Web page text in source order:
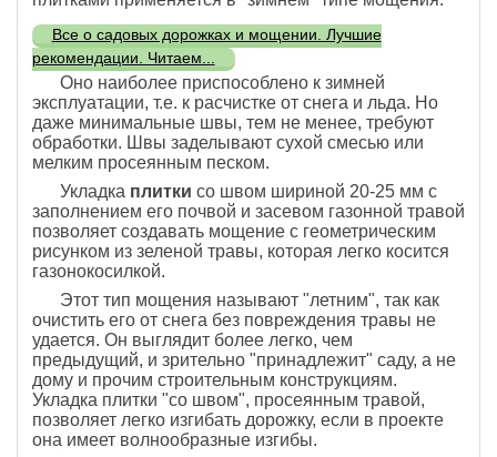
Все о садовых дорожках и мощении. Лучшие
рекомендации. Читаем...
Оно наиболее приспособлено к зимней
эксплуатации, т.е. к расчистке от снега и льда. Но
даже минимальные швы, тем не менее, требуют
обработки. Швы заделывают сухой смесью или
мелким просеянным песком.
Укладка плитки со швом шириной 20-25 мм с
заполнением его почвой и засевом газонной травой
позволяет создавать мощение с геометрическим
рисунком из зеленой травы, которая легко косится
газонокосилкой.
Этот тип мощения называют "летним", так как
очистить его от снега без повреждения травы не
удается. Он выглядит более легко, чем
предыдущий, и зрительно "принадлежит" саду, а не
дому и прочим строительным конструкциям.
Укладка плитки "со швом", просеянным травой,
позволяет легко изгибать дорожку, если в проекте
она имеет волнообразные изгибы.